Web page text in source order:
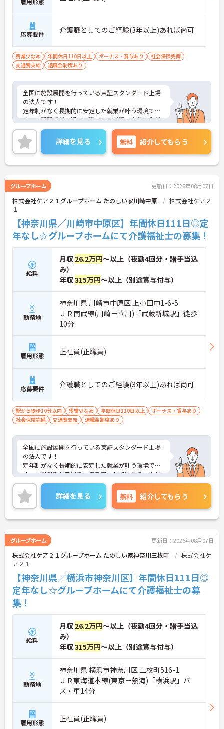
応募要件 介護職としてのご経験(3年以上)あれば尚可
残業少なめ 年間休日110日以上 ボーナス・賞与あり
社会保険完備
交通費支給
退職金制度あり
全国に施設展開を行っている東証スタンダード上場
の法人です！
定年制がなく長期的に安定した就業が叶う環境で
す。人間関係が良好で、職員同士が認め合う文化が
根付いています。
ご興味のある方には、面接対策ポイントなど、さら
に詳細をご案内しますのでお気軽にご相談くださ
い！
詳細を見る 無料 紹介してもらう
グループホーム 更新日：2026年08月07日
株式会社ケア２１グループホーム たのしい家川崎中原
株式会社ケア２
１
【神奈川県／川崎市中原区】年間休日111日◎定
年なし☆グループホームにて介護福祉士の募集！
給料
月収 26.2万円～以上（夜勤4回分・諸手当込
み）
年収315万円～以上（別途賞与付与）
勤務地
神奈川県 川崎市中原区 上小田中1-6-5
ＪＲ南武線(川崎－立川)「武蔵新城駅」徒歩
10分
雇用形態 正社員(正職員)
応募要件 介護職としてのご経験(3年以上)あれば尚可
駅から徒歩10分以内 残業少なめ 年間休日110日以上
ボーナス・賞与あり
社会保険完備
交通費支給 退職金制度あり
全国に施設展開を行っている東証スタンダード上場
の法人です！
定年制がなく長期的に安定した就業が叶う環境で
す。人間関係が良好で、職員同士が認め合う文化が
根付いています。
ご興味のある方には、面接対策ポイントなど、さら
に詳細をご案内しますのでお気軽にご相談くださ
い！
詳細を見る 無料 紹介してもらう
グループホーム 更新日：2026年08月07日
株式会社ケア２１グループホーム たのしい家神奈川三枚町
株式会社ケ
ア２１
【神奈川県／横浜市神奈川区】年間休日111日◎
定年なし☆グループホームにて介護福祉士の募
集！
給料
月収 26.2万円～以上（夜勤4回分・諸手当込
み）
年収315万円～以上（別途賞与付与）
勤務地
神奈川県 横浜市神奈川区 三枚町516-1
ＪＲ東海道本線(東京－熱海)「横浜駅」バ
ス・車14分
雇用形態 正社員(正職員)